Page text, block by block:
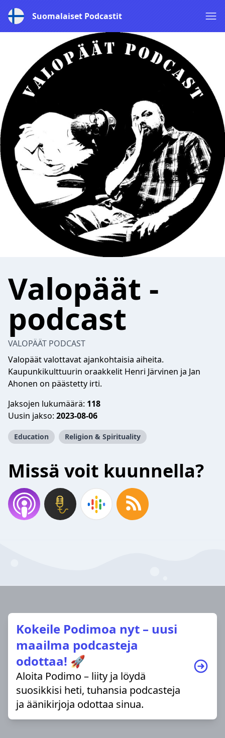
Suomalaiset Podcastit
Valopäät -
podcast
VALOPÄÄT PODCAST
Valopäät valottavat ajankohtaisia aiheita.
Kaupunkikulttuurin oraakkelit Henri Järvinen ja Jan
Ahonen on päästetty irti.
Jaksojen lukumäärä: 118
Uusin jakso: 2023-08-06
Education Religion & Spirituality
Missä voit kuunnella?
Kokeile Podimoa nyt – uusi
maailma podcasteja
odottaa! 🚀
Aloita Podimo – liity ja löydä
suosikkisi heti, tuhansia podcasteja
ja äänikirjoja odottaa sinua.